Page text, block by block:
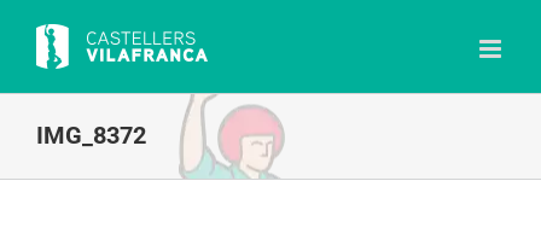
content
IMG_8372